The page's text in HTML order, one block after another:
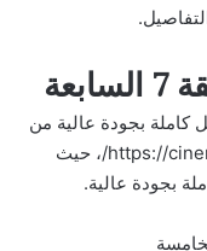
كاملة بجودة عالية من
https:// ، حيث
بجودة عالية.